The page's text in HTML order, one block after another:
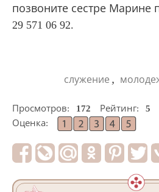
позвоните сестре Марине
29 571 06 92.
служение ,
Просмотров: 172 Рейтинг: 5
Оценка: